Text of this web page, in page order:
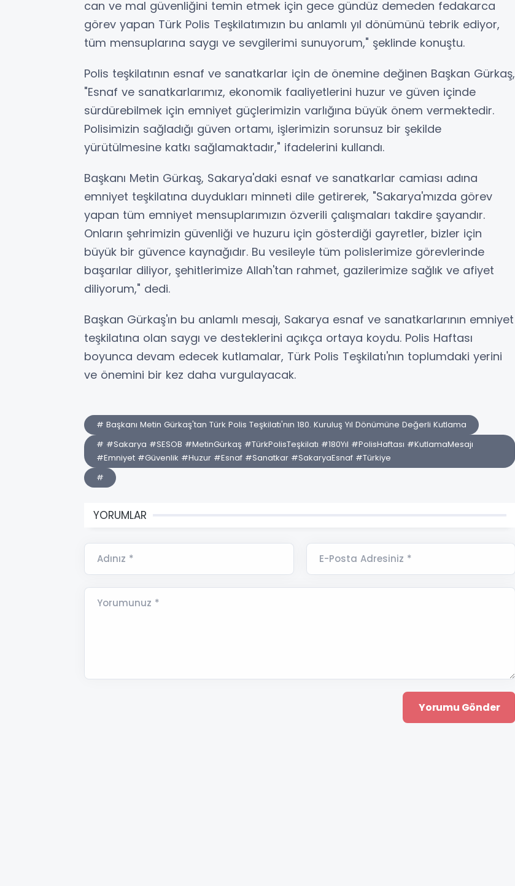
can ve mal güvenliğini temin etmek için gece gündüz demeden fedakarca
görev yapan Türk Polis Teşkilatımızın bu anlamlı yıl dönümünü tebrik ediyor,
tüm mensuplarına saygı ve sevgilerimi sunuyorum," şeklinde konuştu.
Polis teşkilatının esnaf ve sanatkarlar için de önemine değinen Başkan Gürkaş,
"Esnaf ve sanatkarlarımız, ekonomik faaliyetlerini huzur ve güven içinde
sürdürebilmek için emniyet güçlerimizin varlığına büyük önem vermektedir.
Polisimizin sağladığı güven ortamı, işlerimizin sorunsuz bir şekilde
yürütülmesine katkı sağlamaktadır," ifadelerini kullandı.
Başkanı Metin Gürkaş, Sakarya'daki esnaf ve sanatkarlar camiası adına
emniyet teşkilatına duydukları minneti dile getirerek, "Sakarya'mızda görev
yapan tüm emniyet mensuplarımızın özverili çalışmaları takdire şayandır.
Onların şehrimizin güvenliği ve huzuru için gösterdiği gayretler, bizler için
büyük bir güvence kaynağıdır. Bu vesileyle tüm polislerimize görevlerinde
başarılar diliyor, şehitlerimize Allah'tan rahmet, gazilerimize sağlık ve afiyet
diliyorum," dedi.
Başkan Gürkaş'ın bu anlamlı mesajı, Sakarya esnaf ve sanatkarlarının emniyet
teşkilatına olan saygı ve desteklerini açıkça ortaya koydu. Polis Haftası
boyunca devam edecek kutlamalar, Türk Polis Teşkilatı'nın toplumdaki yerini
ve önemini bir kez daha vurgulayacak.
# Başkanı Metin Gürkaş'tan Türk Polis Teşkilatı'nın 180. Kuruluş Yıl Dönümüne Değerli Kutlama
# #Sakarya #SESOB #MetinGürkaş #TürkPolisTeşkilatı #180Yıl #PolisHaftası #KutlamaMesajı
#Emniyet #Güvenlik #Huzur #Esnaf #Sanatkar #SakaryaEsnaf #Türkiye
#
YORUMLAR
Adınız * E-Posta Adresiniz *
Yorumunuz *